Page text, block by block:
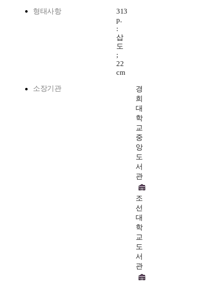
형태사항
313
p.
:
삽
도
;
22
cm
소장기관
경
희
대
학
교
중
앙
도
서
관
조
선
대
학
교
도
서
관